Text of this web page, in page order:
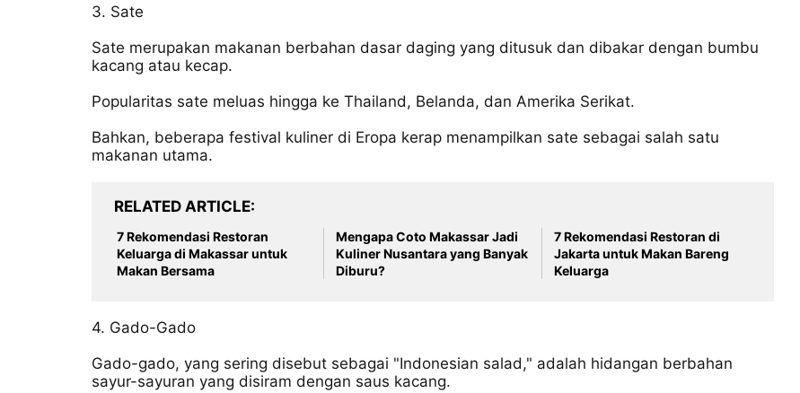
3. Sate
Sate merupakan makanan berbahan dasar daging yang ditusuk dan dibakar dengan bumbu
kacang atau kecap.
Popularitas sate meluas hingga ke Thailand, Belanda, dan Amerika Serikat.
Bahkan, beberapa festival kuliner di Eropa kerap menampilkan sate sebagai salah satu
makanan utama.
RELATED ARTICLE
7 Rekomendasi Restoran
Keluarga di Makassar untuk
Makan Bersama
Mengapa Coto Makassar Jadi
Kuliner Nusantara yang Banyak
Diburu?
7 Rekomendasi Restoran di
Jakarta untuk Makan Bareng
Keluarga
4. Gado-Gado
Gado-gado, yang sering disebut sebagai "Indonesian salad," adalah hidangan berbahan
sayur-sayuran yang disiram dengan saus kacang.